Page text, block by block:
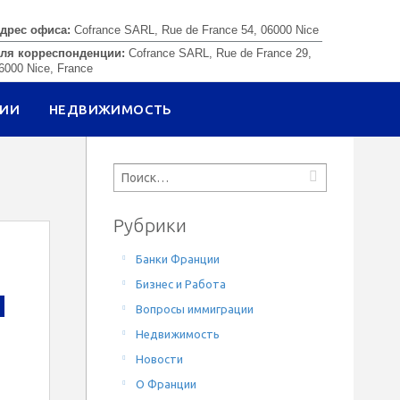
офиса: Cofrance SARL, Rue de France 54, 06000 Nice
корреспонденции: Cofrance SARL, Rue de France 29,
Nice, France
НЕДВИЖИМОСТЬ
Рубрики
Банки Франции
Бизнес и Работа
Вопросы иммиграции
Недвижимость
Новости
О Франции